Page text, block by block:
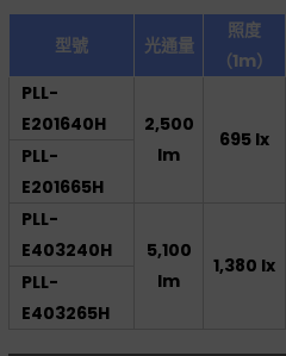
型號 光通量
照度
（1m）
PLL-
E201640H
2,500
lm
695 lx
PLL-
E201665H
PLL-
E403240H
5,100
lm
1,380 lx
PLL-
E403265H